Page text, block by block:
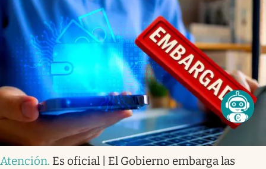
Atención. Es oficial | El Gobierno embarga las